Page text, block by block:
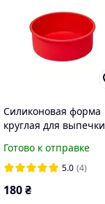
Силиконовая форма
круглая для выпечки
красная
Готово к отправке
5.0 (4)
180 ₴